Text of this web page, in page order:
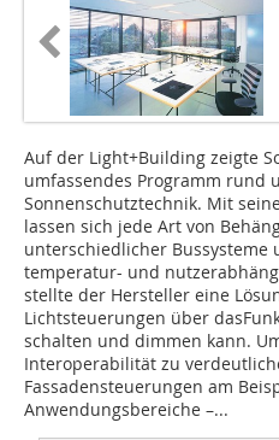
Auf der Light+Building zeigte
umfassendes Programm rund
Sonnenschutztechnik. Mit
lassen sich jede Art von
unterschiedlicher Bussysteme
temperatur- und
stellte der Hersteller eine
Lichtsteuerungen über
schalten und dimmen kann.
Interoperabilität zu
Fassadensteuerungen am
Anwendungsbereiche –...